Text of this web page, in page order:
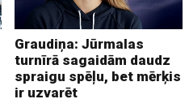
Graudiņa: Jūrmalas
turnīrā sagaidām daudz
spraigu spēļu, bet mērķis
ir uzvarēt